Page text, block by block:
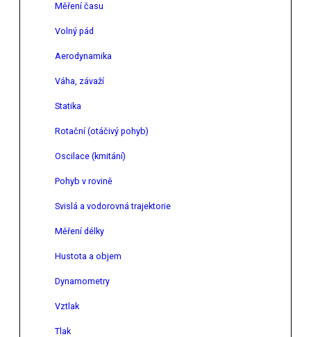
Měření času
Volný pád
Aerodynamika
Váha, závaží
Statika
Rotační (otáčivý pohyb)
Oscilace (kmitání)
Pohyb v rovině
Svislá a vodorovná trajektorie
Měření délky
Hustota a objem
Dynamometry
Vztlak
Tlak